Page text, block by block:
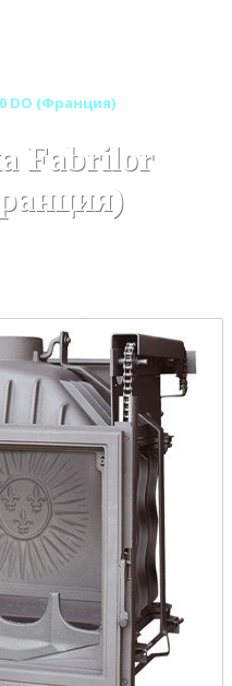
DO (Франция)
Fabrilor